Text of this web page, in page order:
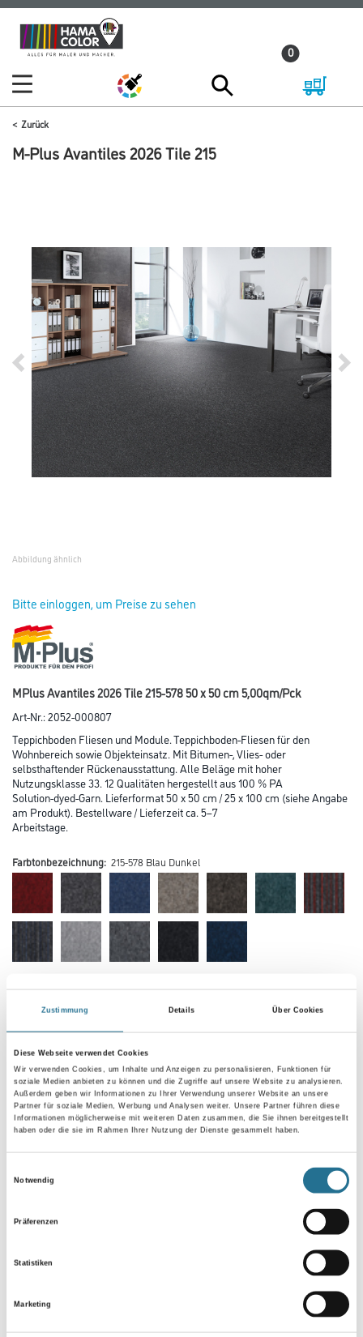
Zustimmung Details Über Cookies
Diese Webseite verwendet Cookies
Wir verwenden Cookies, um Inhalte und Anzeigen zu personalisieren, Funktionen für
soziale Medien anbieten zu können und die Zugriffe auf unsere Website zu analysieren.
Außerdem geben wir Informationen zu Ihrer Verwendung unserer Website an unsere
Partner für soziale Medien, Werbung und Analysen weiter. Unsere Partner führen diese
Informationen möglicherweise mit weiteren Daten zusammen, die Sie ihnen bereitgestellt
haben oder die sie im Rahmen Ihrer Nutzung der Dienste gesammelt haben.
Notwendig
Präferenzen
Statistiken
Marketing
Zum
Inhalt
Zum
Navigationsmenü
0
Zurück
M-Plus Avantiles 2026 Tile 215
Abbildung ähnlich
Bitte einloggen, um Preise zu sehen
MPlus Avantiles 2026 Tile 215-578 50 x 50 cm 5,00qm/Pck
Art-Nr.:2052-000807
Teppichboden Fliesen und Module. Teppichboden-Fliesen für den
Wohnbereich sowie Objekteinsatz. Mit Bitumen-, Vlies- oder
selbsthaftender Rückenausstattung. Alle Beläge mit hoher
Nutzungsklasse 33. 12 Qualitäten hergestellt aus 100 % PA
Solution-dyed-Garn. Lieferformat 50 x 50 cm / 25 x 100 cm (siehe Angabe
am Produkt). Bestellware / Lieferzeit ca. 5–7
Arbeitstage.
Verarbeitung Bodenbelag
Farbtonbezeichnung: 215-578 Blau Dunkel
Farbtonbezeichnung
Länge in centimeter
Breite in centimeter